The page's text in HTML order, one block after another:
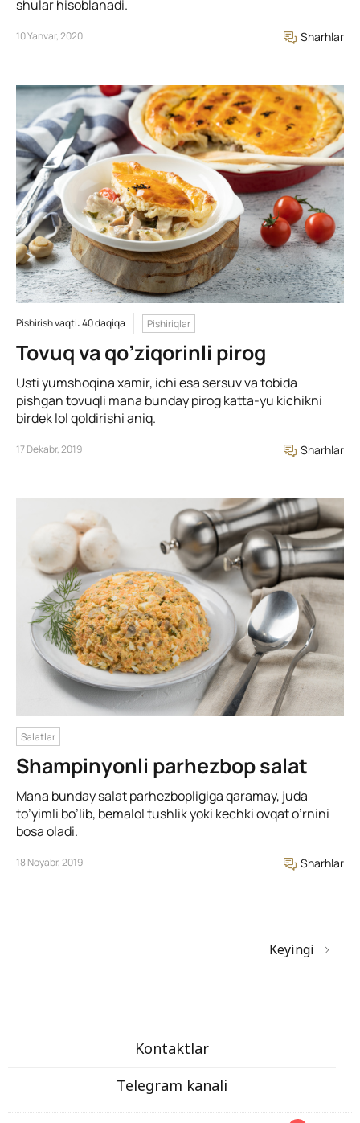
shular hisoblanadi.
10 Yanvar, 2020 Sharhlar
Pishirish vaqti: 40 daqiqa Pishiriqlar
Tovuq va qo’ziqorinli pirog
Usti yumshoqina xamir, ichi esa sersuv va tobida
pishgan tovuqli mana bunday pirog katta-yu kichikni
birdek lol qoldirishi aniq.
17 Dekabr, 2019 Sharhlar
Salatlar
Shampinyonli parhezbop salat
Mana bunday salat parhezbopligiga qaramay, juda
to’yimli bo’lib, bemalol tushlik yoki kechki ovqat o’rnini
bosa oladi.
18 Noyabr, 2019 Sharhlar
Keyingi
Kontaktlar
Telegram kanali